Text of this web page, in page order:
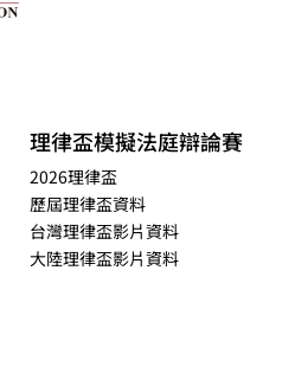
理律盃模擬法庭辯論賽
2026理律盃
歷屆理律盃資料
台灣理律盃影片資料
大陸理律盃影片資料